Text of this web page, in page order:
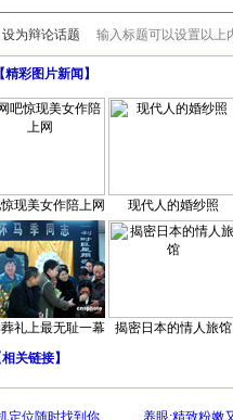
设为辩论话题
【精彩图片新闻 】
现美女作陪上网 现代人的婚纱照
礼上最无耻一幕 揭密日本的情人旅馆
相关链接】